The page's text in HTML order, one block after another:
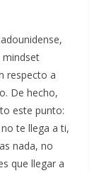
mindset
respecto a
De hecho,
este punto:
te llega a ti,
nada, no
que llegar a